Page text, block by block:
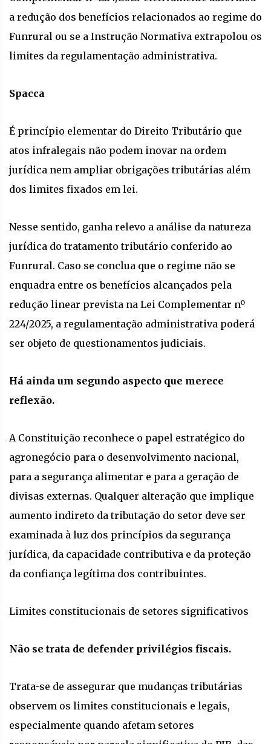
a redução dos benefícios relacionados ao regime do
Funrural ou se a Instrução Normativa extrapolou os
limites da regulamentação administrativa.
Spacca
É princípio elementar do Direito Tributário que
atos infralegais não podem inovar na ordem
jurídica nem ampliar obrigações tributárias além
dos limites fixados em lei.
Nesse sentido, ganha relevo a análise da natureza
jurídica do tratamento tributário conferido ao
Funrural. Caso se conclua que o regime não se
enquadra entre os benefícios alcançados pela
redução linear prevista na Lei Complementar nº
224/2025, a regulamentação administrativa poderá
ser objeto de questionamentos judiciais.
Há ainda um segundo aspecto que merece
reflexão.
A Constituição reconhece o papel estratégico do
agronegócio para o desenvolvimento nacional,
para a segurança alimentar e para a geração de
divisas externas. Qualquer alteração que implique
aumento indireto da tributação do setor deve ser
examinada à luz dos princípios da segurança
jurídica, da capacidade contributiva e da proteção
da confiança legítima dos contribuintes.
Limites constitucionais de setores significativos
Não se trata de defender privilégios fiscais.
Trata-se de assegurar que mudanças tributárias
observem os limites constitucionais e legais,
especialmente quando afetam setores